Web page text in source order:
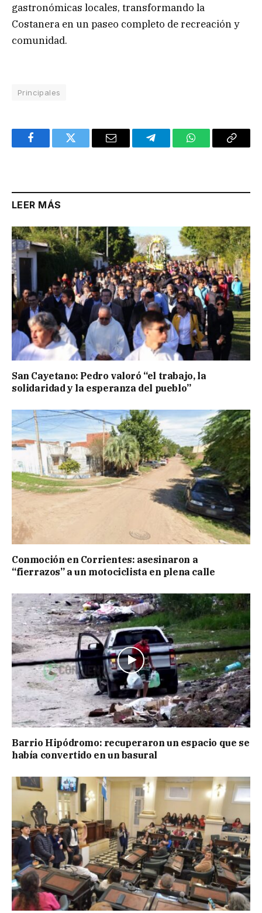
gastronómicas locales, transformando la
Costanera en un paseo completo de recreación y
comunidad.
Principales
FacebookTwitter Email TelegramWhatsAppCopy
LEER MÁS
San Cayetano: Pedro valoró “el trabajo, la
solidaridad y la esperanza del pueblo”
Conmoción en Corrientes: asesinaron a
“fierrazos” a un motociclista en plena calle
Barrio Hipódromo: recuperaron un espacio que se
había convertido en un basural